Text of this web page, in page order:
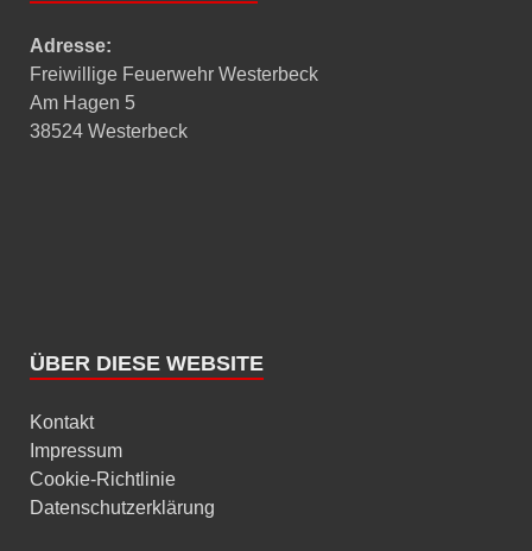
Adresse:
Freiwillige Feuerwehr Westerbeck
Am Hagen 5
38524 Westerbeck
ÜBER DIESE WEBSITE
Kontakt
Impressum
Cookie-Richtlinie
Datenschutzerklärung